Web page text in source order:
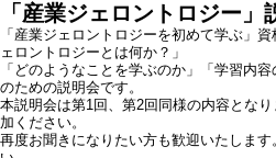
「産業ジェロントロジー」
「産業ジェロントロジーを初めて学ぶ」
ェロントロジーとは何か？」
「どのようなことを学ぶのか」「学習内
のための説明会です。
本説明会は第1回、第2回同様の内容とな
加ください。
再度お聞きになりたい方も歓迎いたしま